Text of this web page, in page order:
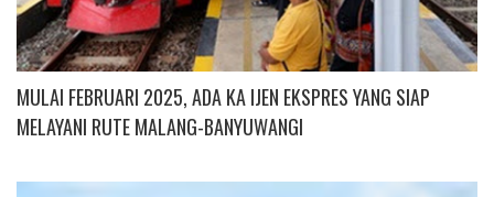
MULAI FEBRUARI 2025, ADA KA IJEN EKSPRES YANG SIAP
MELAYANI RUTE MALANG-BANYUWANGI